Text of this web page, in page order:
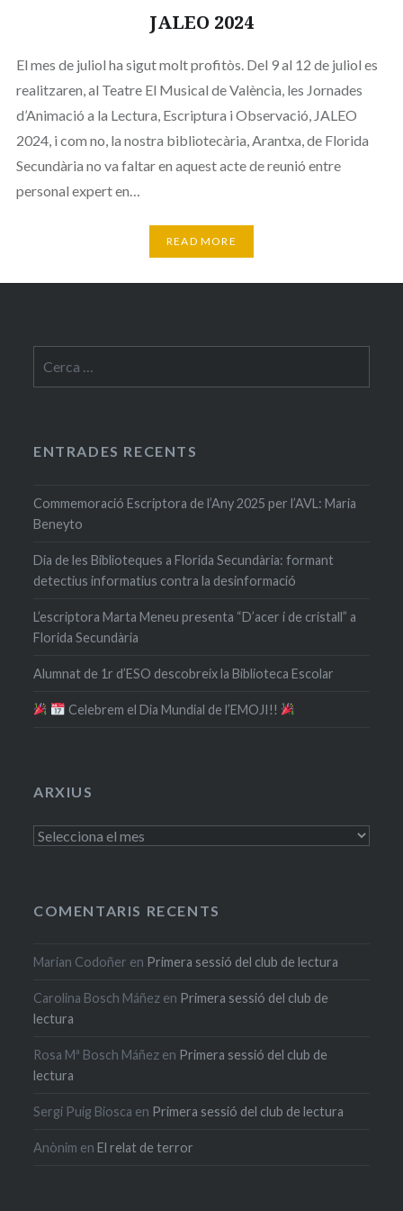
JALEO 2024
El mes de juliol ha sigut molt profitòs. Del 9 al 12 de juliol es
realitzaren, al Teatre El Musical de València, les Jornades
d’Animació a la Lectura, Escriptura i Observació, JALEO
2024, i com no, la nostra bibliotecària, Arantxa, de Florida
Secundària no va faltar en aquest acte de reunió entre
personal expert en…
READ MORE
ENTRADES RECENTS
Commemoració Escriptora de l’Any 2025 per l’AVL: Maria
Beneyto
Dia de les Biblioteques a Florida Secundària: formant
detectius informatius contra la desinformació
L’escriptora Marta Meneu presenta “D’acer i de cristall” a
Florida Secundària
Alumnat de 1r d’ESO descobreix la Biblioteca Escolar
​ Celebrem el Dia Mundial de l’EMOJI!!
ARXIUS
Arxius
COMENTARIS RECENTS
Marian Codoñer en Primera sessió del club de lectura
Carolina Bosch Máñez en Primera sessió del club de
lectura
Rosa Mª Bosch Máñez en Primera sessió del club de
lectura
Sergi Puig Biosca en Primera sessió del club de lectura
Anònim enEl relat de terror